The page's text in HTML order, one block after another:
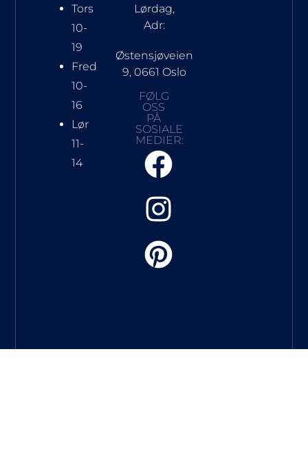
Tors
10-
19
Fred
10-
16
Lør
11-
14
Lørdag,
Adr:
Østensjøveien
9, 0661 Oslo
FØLG
OSS
PÅ
SOSIALE
MEDIER: